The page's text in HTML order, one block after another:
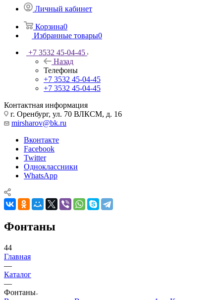
Личный кабинет
Корзина0
Избранные товары0
+7 3532 45-04-45
Назад
Телефоны
+7 3532 45-04-45
+7 3532 45-04-45
Контактная информация
г. Оренбург, ул. 70 ВЛКСМ, д. 16
mirsharov@bk.ru
Вконтакте
Facebook
Twitter
Одноклассники
WhatsApp
Фонтаны
44
Главная
—
Каталог
—
Фонтаны